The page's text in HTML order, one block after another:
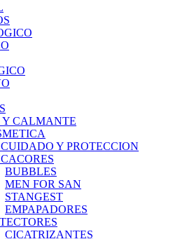
CALMANTE
Y PROTECCION
BUBBLES
MEN FOR SAN
STANGEST
EMPAPADORES
CICATRIZANTES